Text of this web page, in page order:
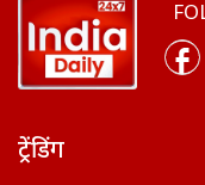
ट्रेंडिंग